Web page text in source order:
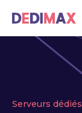
Serveurs dédiés